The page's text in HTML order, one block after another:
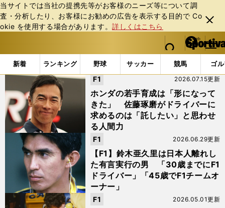
当サイトでは当社の提携先等がお客様のニーズ等について調
査・分析したり、お客様にお勧めの広告を表⽰する⽬的で Co
okie を使⽤する場合があります。詳しくはこちら
閉じ
る
web Sportiva (webスポルティーバ)
検索
マイペ
ー
ジ
メニュ
新着 ランキング 野球 サッカー 競馬 ゴ
b
ス
ル
テ
ィ
ー
バ
「中嶋悟」の検索結果
ホンダの若手育成は「形になって
きた」 佐藤琢磨がドライバーに
求めるのは「託したい」と思わせ
る人間力
2026.07.15更新
F1
【F1】鈴木亜久里は日本人離れし
た有言実行の男 「30歳までにF1
ドライバー」「45歳でF1チームオ
ーナー」
2026.06.29更新
F1
2026.05.01更新
F1